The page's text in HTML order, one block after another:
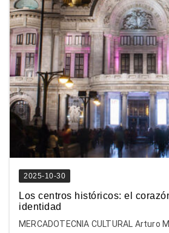
2025-10-30
Los centros históricos: el
identidad
MERCADOTECNIA CULTURAL